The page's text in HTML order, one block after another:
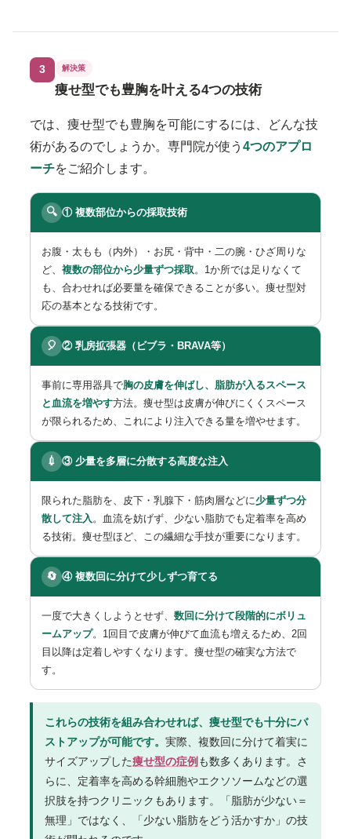
3 解決策
痩せ型でも豊胸を叶える4つの技術
では、痩せ型でも豊胸を可能にするには、どんな技
術があるのでしょうか。専門院が使う 4つのアプロ
ーチをご紹介します。
🔍 ① 複数部位からの採取技術
お腹・太もも（内外）・お尻・背中・二の腕・ひざ周りな
ど、 複数の部位から少量ずつ採取 。1か所では足りなくて
も、合わせれば必要量を確保できることが多い。痩せ型対
応の基本となる技術です。
🎈 ② 乳房拡張器（ビブラ・BRAVA等）
事前に専用器具で胸の皮膚を伸ばし、脂肪が入るスペース
と血流を増やす方法。痩せ型は皮膚が伸びにくくスペース
が限られるため、これにより注入できる量を増やせます。
💉 ③ 少量を多層に分散する高度な注入
限られた脂肪を、皮下・乳腺下・筋肉層などに少量ずつ分
散して注入 。血流を妨げず、少ない脂肪でも定着率を高め
る技術。痩せ型ほど、この繊細な手技が重要になります。
🔄 ④ 複数回に分けて少しずつ育てる
一度で大きくしようとせず、 数回に分けて段階的にボリュ
ームアップ。1回目で皮膚が伸びて血流も増えるため、2回
目以降は定着しやすくなります。痩せ型の確実な方法で
す。
これらの技術を組み合わせれば、痩せ型でも十分にバ
ストアップが可能です。 実際、複数回に分けて着実に
サイズアップした痩せ型の症例 も数多くあります。さ
らに、定着率を高める幹細胞やエクソソームなどの選
択肢を持つクリニックもあります。「脂肪が少ない＝
無理」ではなく、「少ない脂肪をどう活かすか」の技